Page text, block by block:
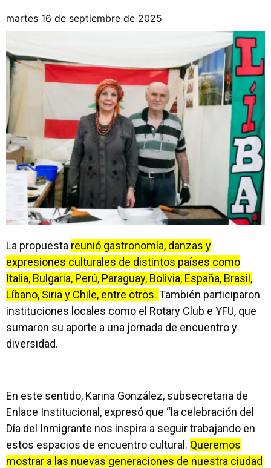
martes 16 de septiembre de 2025
La propuesta reunió gastronomía, danzas y
expresiones culturales de distintos países como
Italia, Bulgaria, Perú, Paraguay, Bolivia, España, Brasil,
Líbano, Siria y Chile, entre otros. También participaron
instituciones locales como el Rotary Club e YFU, que
sumaron su aporte a una jornada de encuentro y
diversidad.
En este sentido, Karina González, subsecretaria de
Enlace Institucional, expresó que “la celebración del
Día del Inmigrante nos inspira a seguir trabajando en
estos espacios de encuentro cultural. Queremos
mostrar a las nuevas generaciones de nuestra ciudad